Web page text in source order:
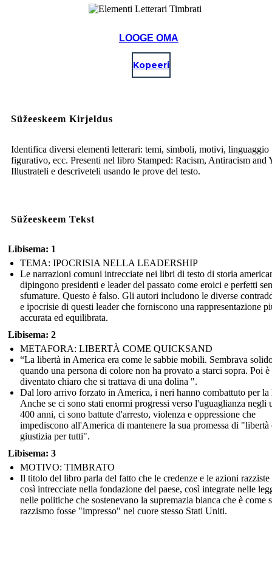
LOOGE OMA
Kopeeri
Süžeeskeem Kirjeldus
Identifica diversi elementi letterari: temi, simboli, motivi, linguaggio
figurativo, ecc. Presenti nel libro Stamped: Racism, Antiracism and
Illustrateli e descriveteli usando le prove del testo.
Süžeeskeem Tekst
Libisema: 1
TEMA: IPOCRISIA NELLA LEADERSHIP
Le narrazioni comuni intrecciate nei libri di testo di storia
dipingono presidenti e leader del passato come eroici e perfetti
sfumature. Questo è falso. Gli autori includono le diverse
e ipocrisie di questi leader che forniscono una rappresentazione
accurata ed equilibrata.
Libisema: 2
METAFORA: LIBERTÀ COME QUICKSAND
“La libertà in America era come le sabbie mobili. Sembrava
quando una persona di colore non ha provato a starci sopra. Poi è
diventato chiaro che si trattava di una dolina ".
Dal loro arrivo forzato in America, i neri hanno combattuto per la
Anche se ci sono stati enormi progressi verso l'uguaglianza negli
400 anni, ci sono battute d'arresto, violenza e oppressione che
impediscono all'America di mantenere la sua promessa di "libertà
giustizia per tutti".
Libisema: 3
MOTIVO: TIMBRATO
Il titolo del libro parla del fatto che le credenze e le azioni razziste
così intrecciate nella fondazione del paese, così integrate nelle
nelle politiche che sostenevano la supremazia bianca che è come
razzismo fosse "impresso" nel cuore stesso Stati Uniti.